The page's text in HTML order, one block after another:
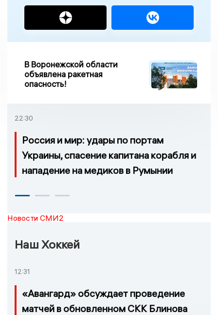
В Воронежской области
объявлена ракетная
опасность!
22:30
Россия и мир: удары по портам
Украины, спасение капитана корабля и
нападение на медиков в Румынии
Новости СМИ2
Наш Хоккей
12:31
«Авангард» обсуждает проведение
матчей в обновленном СКК Блинова